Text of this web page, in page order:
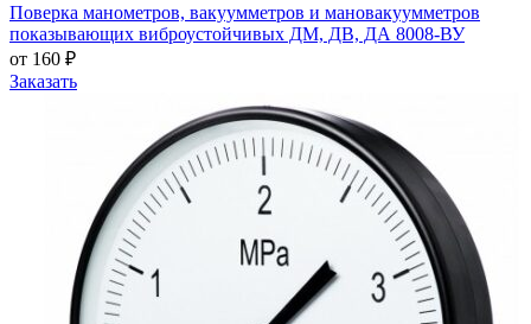
Поверка манометров, вакуумметров и мановакуумметров
показывающих виброустойчивых ДМ, ДВ, ДА 8008-ВУ
от 160 ₽
Заказать